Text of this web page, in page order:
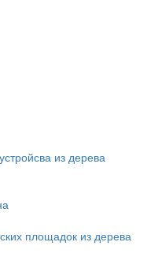
из дерева
площадок из дерева